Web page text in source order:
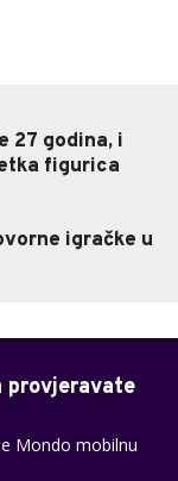
27 godina, i
figurica
igračke u
provjeravate
Mondo mobilnu